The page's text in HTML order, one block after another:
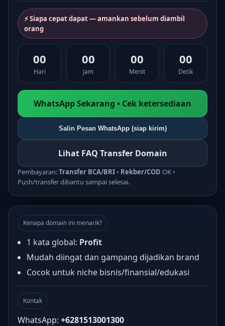
⚡ Siapa cepat dapat — amankan sebelum diambil
orang
00
Hari
00
Jam
00
Menit
00
Detik
WhatsApp Sekarang • Cek ketersediaan
Salin Pesan WhatsApp (siap kirim)
Lihat FAQ Transfer Domain
Pembayaran:Transfer BCA/BRI • Rekber/COD OK •
Push/transfer dibantu sampai selesai.
Kenapa domain ini menarik?
1 kata global: Profit
Mudah diingat dan gampang dijadikan brand
Cocok untuk niche bisnis/finansial/edukasi
Kontak
WhatsApp: +6281513001300